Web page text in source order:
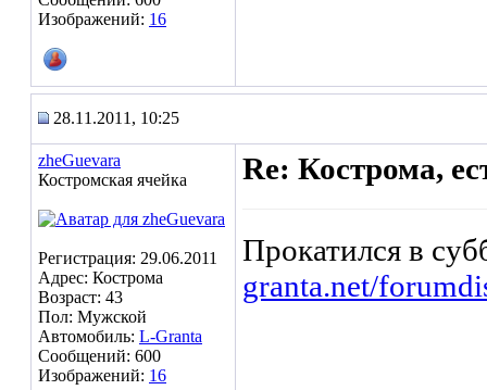
Изображений: 16
28.11.2011, 10:25
zheGuevara
Костромская ячейка
Регистрация: 29.06.2011
Адрес: Кострома
Возраст: 43
Пол: Мужской
Автомобиль: L-Granta
Сообщений: 600
Изображений: 16
Re: Кострома,
Прокатился в
granta.net/